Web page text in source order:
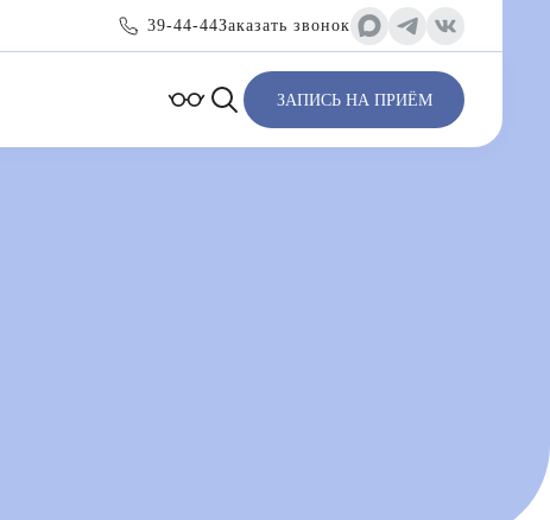
39-44-44Заказать звонок
ЗАПИСЬ НА ПРИЁМ